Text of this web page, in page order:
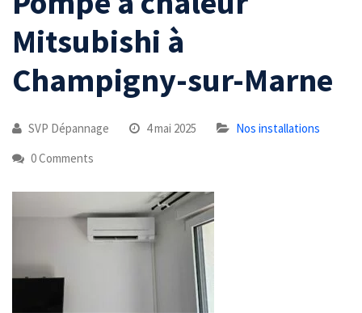
Mitsubishi à
Champigny-sur-Marne
SVP Dépannage 4 mai 2025
Nos installations
0 Comments